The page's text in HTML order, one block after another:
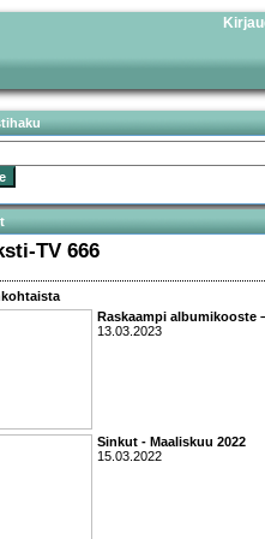
TV 666
Raskaampi albumikooste
13.03.2023
Sinkut - Maaliskuu 2022
15.03.2022